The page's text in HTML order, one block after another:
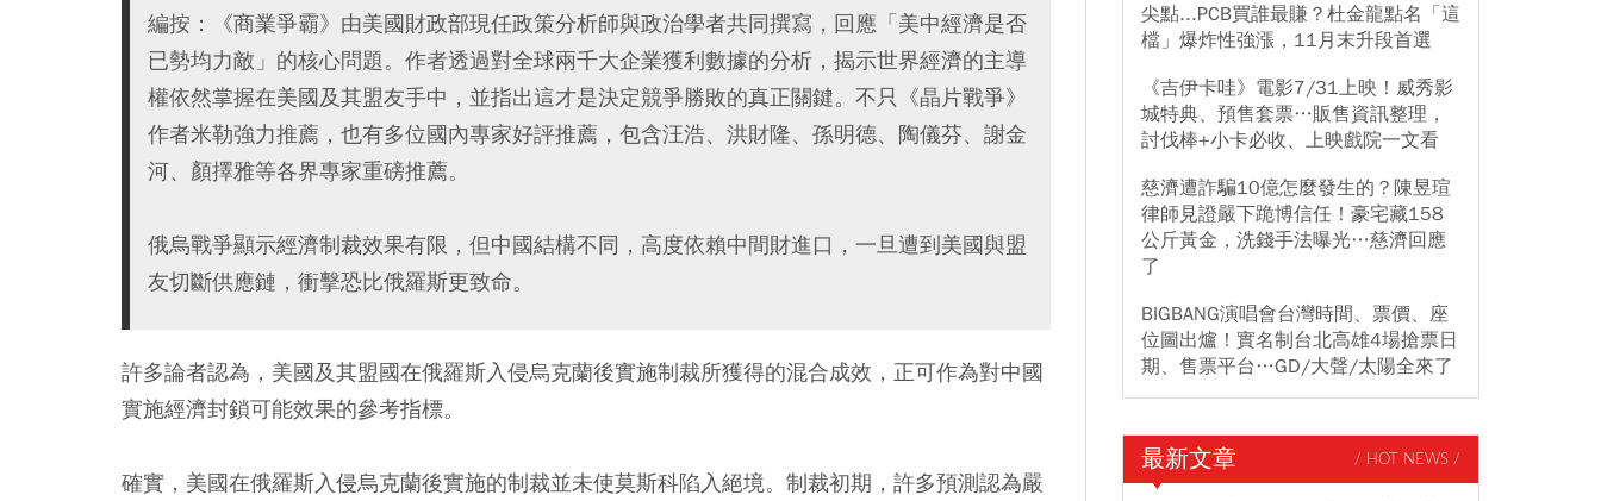
編按：《商業爭霸》由美國財政部現任政策分析師與政治學者共同撰寫，回應「美中經濟是否
已勢均力敵」的核心問題。作者透過對全球兩千大企業獲利數據的分析，揭示世界經濟的主導
權依然掌握在美國及其盟友手中，並指出這才是決定競爭勝敗的真正關鍵。不只《晶片戰爭》
作者米勒強力推薦，也有多位國內專家好評推薦，包含汪浩、洪財隆、孫明德、陶儀芬、謝金
河、顏擇雅等各界專家重磅推薦。
俄烏戰爭顯示經濟制裁效果有限，但中國結構不同，高度依賴中間財進口，一旦遭到美國與盟
友切斷供應鏈，衝擊恐比俄羅斯更致命。
許多論者認為，美國及其盟國在俄羅斯入侵烏克蘭後實施制裁所獲得的混合成效，正可作為對中國
實施經濟封鎖可能效果的參考指標。
確實，美國在俄羅斯入侵烏克蘭後實施的制裁並未使莫斯科陷入絕境。制裁初期，許多預測認為嚴
尖點...PCB買誰最賺？杜金龍點名「這
檔」爆炸性強漲，11月末升段首選
《吉伊卡哇》電影7/31上映！威秀影
城特典、預售套票…販售資訊整理，
討伐棒+小卡必收、上映戲院一文看
慈濟遭詐騙10億怎麼發生的？陳昱瑄
律師見證嚴下跪博信任！豪宅藏158
公斤黃金，洗錢手法曝光…慈濟回應
了
BIGBANG演唱會台灣時間、票價、座
位圖出爐！實名制台北高雄4場搶票日
期、售票平台…GD/大聲/太陽全來了
最新文章 / HOT NEWS /